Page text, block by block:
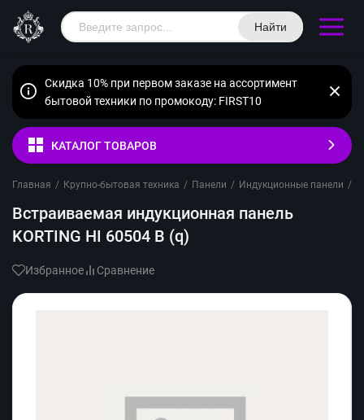
Найти
Скидка 10% при первом заказе на ассортимент
бытовой техники по промокоду: FIRST10
КАТАЛОГ ТОВАРОВ
Главная / Крупно-бытовая техника / Панели / Индукционные панели /
Встраиваемая индукционная панель
KORTING HI 60504 B (q)
Избранное Сравнение